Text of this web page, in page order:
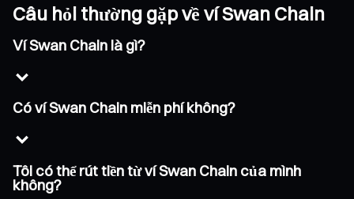
Câu hỏi thường gặp về ví Swan Chain
Ví Swan Chain là gì?
Có ví Swan Chain miễn phí không?
Tôi có thể rút tiền từ ví Swan Chain của mình
không?